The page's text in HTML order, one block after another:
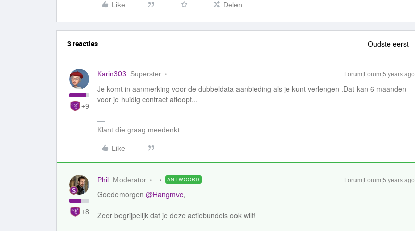
Like Delen
3 reacties Oudste eerst
+9
Karin303 Superster Forum|Forum|5 years ago
Je komt in aanmerking voor de dubbeldata aanbieding als je kunt verlengen .Dat kan 6 maanden
voor je huidig contract afloopt...
Klant die graag meedenkt
Like
+8
Phil Moderator ANTWOORD Forum|Forum|5 years ago
Goedemorgen @Hangmvc,
Zeer begrijpelijk dat je deze actiebundels ook wilt!